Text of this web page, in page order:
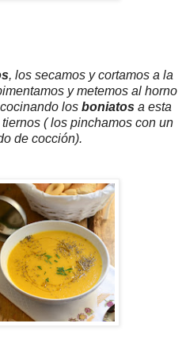
, los secamos y cortamos a la
y metemos al horno
los boniatos a esta
( los pinchamos con un
de cocción).